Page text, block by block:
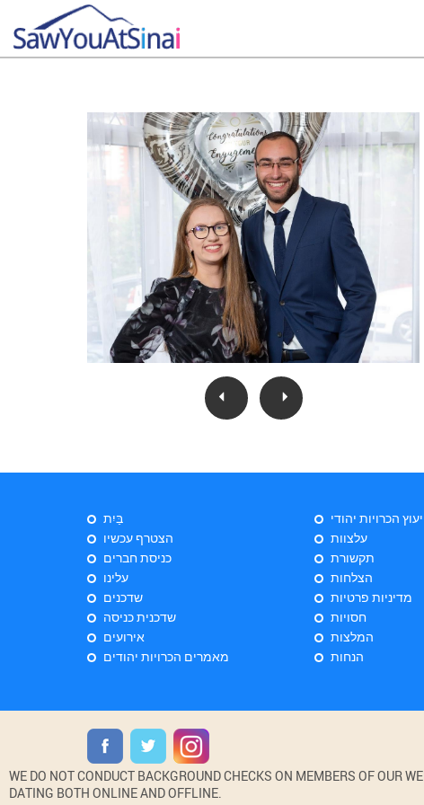
בַּיִת
הצטרף עכשיו
כניסת חברים
עלינו
שדכנים
שדכנית כניסה
אירועים
מאמרים הכרויות יהודים
הכרויות יהודי
עלצוות
תקשורת
הצלחות
מדיניות פרטיות
חסויות
המלצות
הנחות
WE DO NOT CONDUCT BACKGROUND CHECKS ON MEMBERS OF OUR
DATING BOTH ONLINE AND OFFLINE.